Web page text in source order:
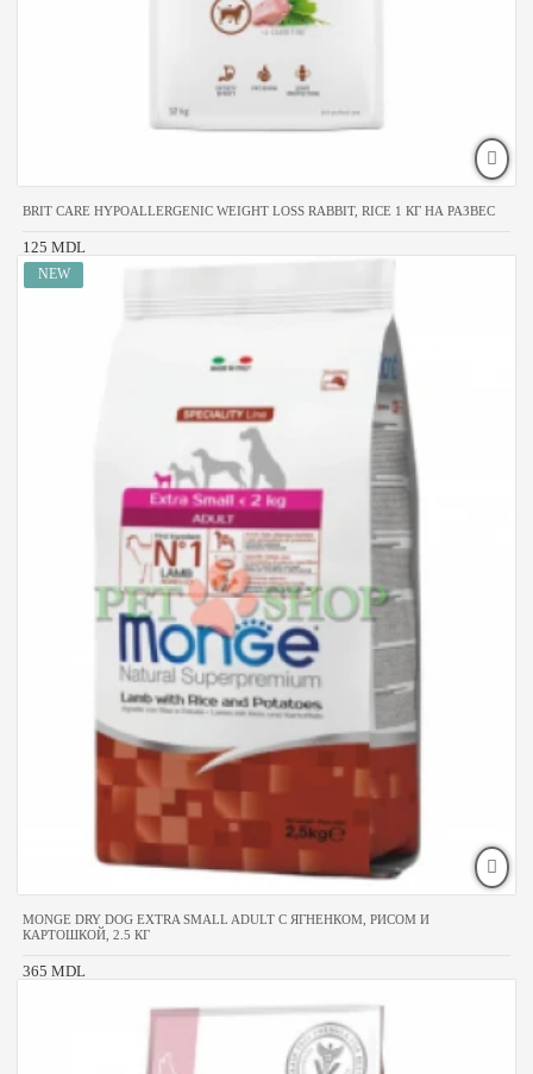
BRIT CARE HYPOALLERGENIC WEIGHT LOSS RABBIT, RICE 1 КГ НА РАЗВЕС
125 MDL
MONGE DRY DOG EXTRA SMALL ADULT С ЯГНЕНКОМ, РИСОМ И
КАРТОШКОЙ, 2.5 КГ
365 MDL